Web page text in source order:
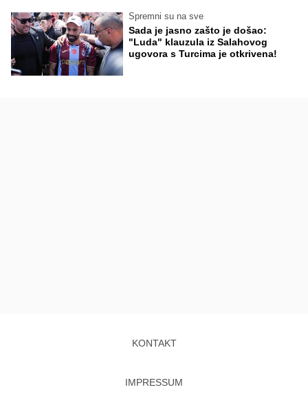
Spremni su na sve
Sada je jasno zašto je došao:
"Luda" klauzula iz Salahovog
ugovora s Turcima je otkrivena!
KONTAKT
IMPRESSUM